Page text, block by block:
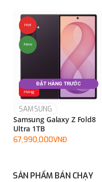
Hot
New
Hàng
ĐẶT HÀNG TRƯỚC
SAMSUNG
Samsung Galaxy Z Fold8
Ultra 1TB
67,990,000VNĐ
SẢN PHẨM BÁN CHẠY